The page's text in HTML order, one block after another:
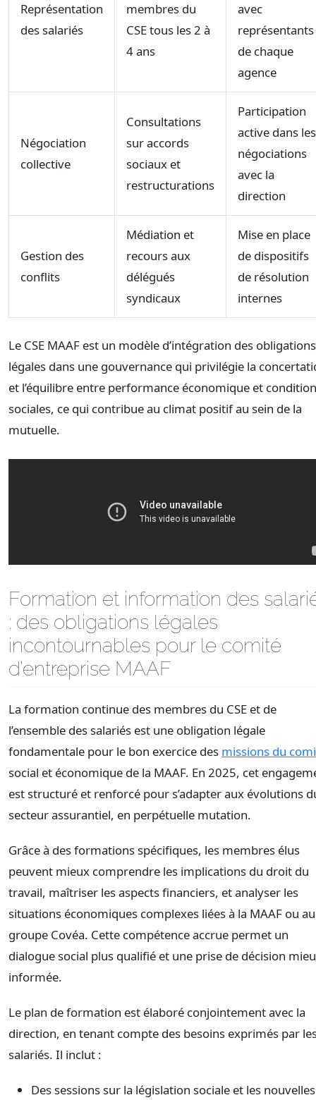
Représentation
des salariés
membres du
CSE tous les 2 à
4 ans
avec
représentants
de chaque
agence
Négociation
collective
Consultations
sur accords
sociaux et
restructurations
Participation
active dans les
négociations
avec la
direction
Gestion des
conflits
Médiation et
recours aux
délégués
syndicaux
Mise en place
de dispositifs
de résolution
internes
Le CSE MAAF est un modèle d’intégration des obligations
légales dans une gouvernance qui privilégie la
et l’équilibre entre performance économique et
sociales, ce qui contribue au climat positif au sein de la
mutuelle.
Formation et information des
: des obligations légales
incontournables pour le comité
d’entreprise MAAF
La formation continue des membres du CSE et de
l’ensemble des salariés est une obligation légale
fondamentale pour le bon exercice des missions du
social et économique de la MAAF. En 2025, cet
est structuré et renforcé pour s’adapter aux évolutions
secteur assurantiel, en perpétuelle mutation.
Grâce à des formations spécifiques, les membres élus
peuvent mieux comprendre les implications du droit du
travail, maîtriser les aspects financiers, et analyser les
situations économiques complexes liées à la MAAF ou au
groupe Covéa. Cette compétence accrue permet un
dialogue social plus qualifié et une prise de décision
informée.
Le plan de formation est élaboré conjointement avec la
direction, en tenant compte des besoins exprimés par
salariés. Il inclut :
Des sessions sur la législation sociale et les nouvelles